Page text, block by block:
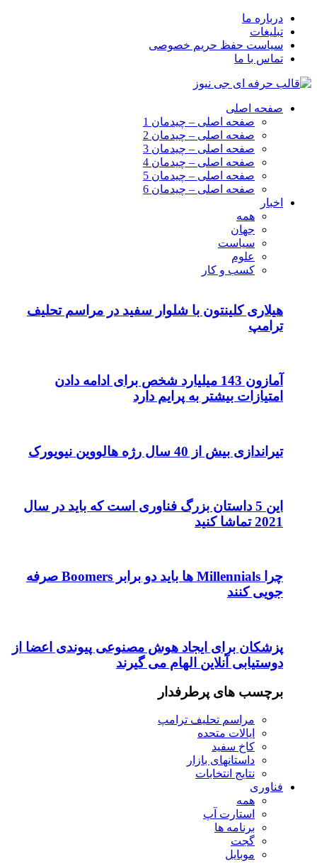
درباره ما
تبلیغات
سیاست حفظ حریم خصوصی
تماس با ما
صفحه اصلی
صفحه اصلی – چیدمان 1
صفحه اصلی – چیدمان 2
صفحه اصلی – چیدمان 3
صفحه اصلی – چیدمان 4
صفحه اصلی – چیدمان 5
صفحه اصلی – چیدمان 6
اخبار
همه
جهان
سیاست
علوم
کسب و کار
هیلاری کلینتون با شلوار سفید در مراسم تحلیف
ترامپ
آمازون 143 میلیارد شخص برای ادامه دادن
امتیازات بیشتر به پرایم دارد
تیراندازی بیش از 40 سال رژه هالووین نیویورک
این 5 داستان بزرگ فناوری است که باید در سال
2021 تماشا کنید
چرا Millennials ها باید دو برابر Boomers صرفه
جویی کنند
پزشکان برای ایجاد هوش مصنوعی پیوندی اعضا از
دوستیابی آنلاین الهام می گیرند
برچسب های پرطرفدار
مراسم تحلیف ترامپ
ایالات متحده
کاخ سفید
داستانهای بازار
نتایج انتخابات
فناوری
همه
استارت آپ
برنامه ها
گجت
موبایل